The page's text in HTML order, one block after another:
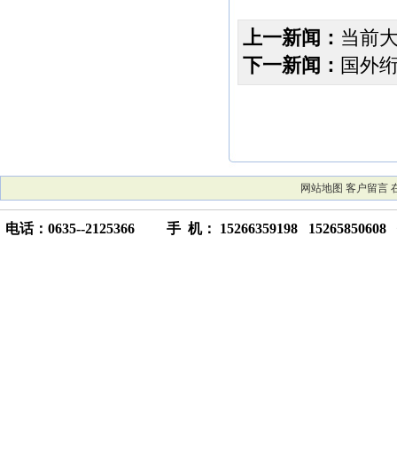
上一新闻： 当前
下一新闻： 国外
网站地图 客户留言
电话：0635--2125366 手 机： 15266359198 15265850608